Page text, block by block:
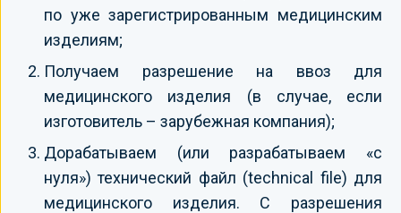
по уже зарегистрированным медицинским
изделиям;
Получаем разрешение на ввоз для
медицинского изделия (в случае, если
изготовитель – зарубежная компания);
Дорабатываем (или разрабатываем «с
нуля») технический файл (technical file) для
медицинского изделия. С разрешения